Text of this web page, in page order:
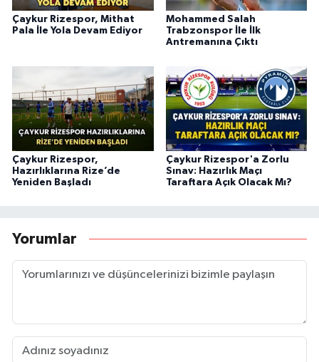
Çaykur Rizespor, Mithat
Pala İle Yola Devam Ediyor
Mohammed Salah
Trabzonspor İle İlk
Antremanına Çıktı
Çaykur Rizespor,
Hazırlıklarına Rize’de
Yeniden Başladı
Çaykur Rizespor'a Zorlu
Sınav: Hazırlık Maçı
Taraftara Açık Olacak Mı?
Yorumlar